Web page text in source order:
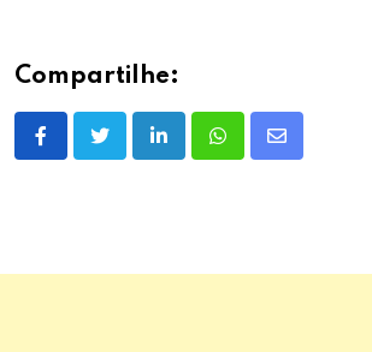
Compartilhe:
LinkedInWhatsappShare